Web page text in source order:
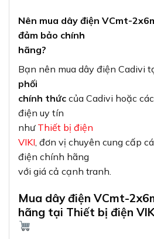
Nên mua dây điện VCmt-
đảm bảo chính
hãng?
Bạn nên mua dây điện Cadivi
phối
chính thức của Cadivi hoặc
điện uy tín
như Thiết bị điện
VIKI, đơn vị chuyên cung cấp
điện chính hãng
với giá cả cạnh tranh.
Mua dây điện VCmt-
hãng tại Thiết bị điện